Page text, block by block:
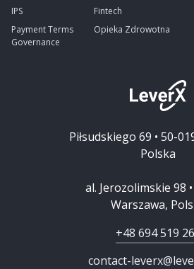
IPS
Payment Terms
Governance
Fintech
Opieka Zdrowotna
Piłsudskiego 69 • 50-
Polska
al. Jerozolimskie 98
Warszawa,
+48 694 519
contact-